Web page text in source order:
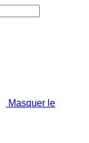
Masquer le